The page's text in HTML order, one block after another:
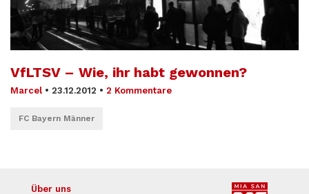
VfLTSV – Wie, ihr habt gewonnen?
Marcel • 23.12.2012 • 2 Kommentare
FC Bayern Männer
Über uns